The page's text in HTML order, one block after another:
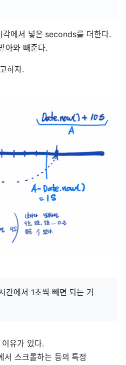
에서 넣은 seconds를 더한다.
아와 빼준다.
하자.
간에서 1초씩 빼면 되는 거
유가 있다.
서 스크롤하는 등의 특정